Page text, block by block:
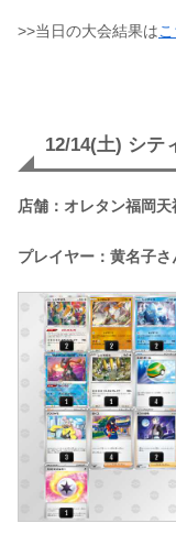
>>当日の大会結果は
12/14(土) シテ
店舗：オレタン福岡
プレイヤー：黄名子さ